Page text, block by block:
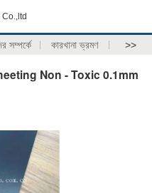
সম্পর্কে কারখানা ভ্রমণ >>
Non - Toxic 0.1mm